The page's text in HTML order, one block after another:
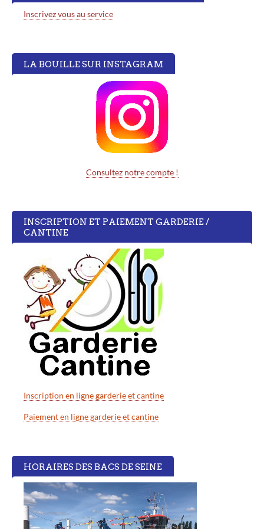
Inscrivez vous au service
LA BOUILLE SUR INSTAGRAM
Consultez notre compte !
INSCRIPTION ET PAIEMENT GARDERIE /
CANTINE
Inscription en ligne garderie et cantine
Paiement en ligne garderie et cantine
HORAIRES DES BACS DE SEINE